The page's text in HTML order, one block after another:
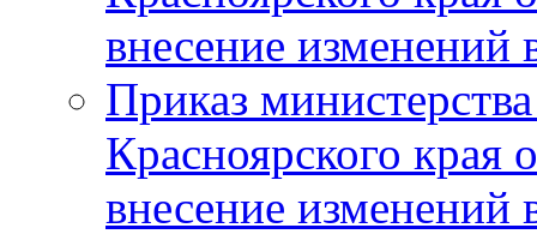
внесение изменений
Приказ
Красноярского
внесение изменений